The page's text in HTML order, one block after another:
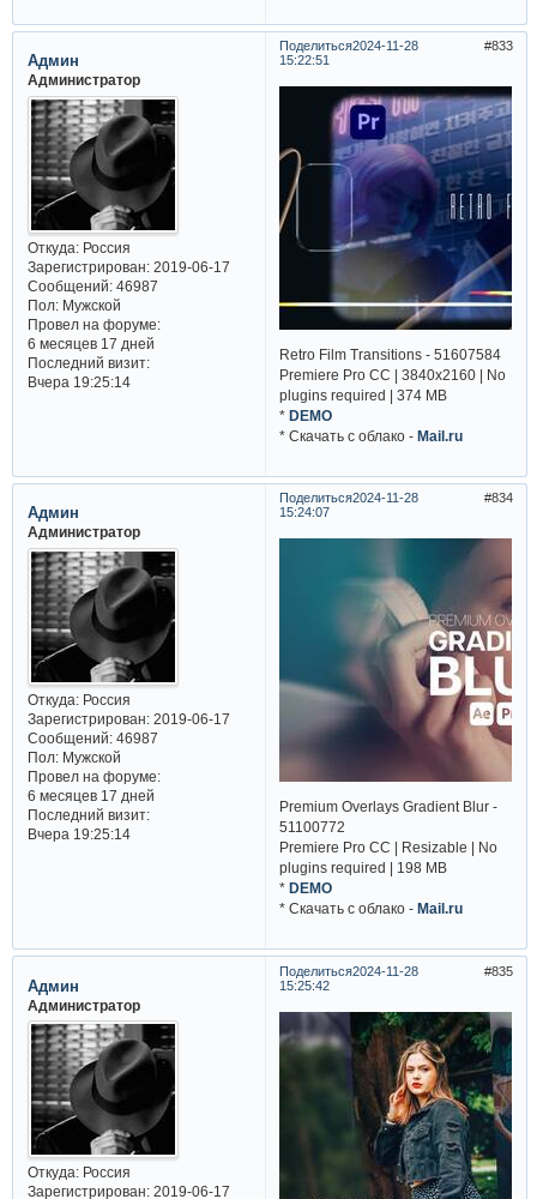
Поделиться 833
2024-11-28
15:22:51
Админ
Администратор
Откуда:Россия
Зарегистрирован: 2019-06-17
Сообщений:46987
Пол:Мужской
Провел на форуме:
6 месяцев 17 дней
Последний визит:
Вчера 19:25:14
Retro Film Transitions - 51607584
Premiere Pro CC | 3840x2160 | No
plugins required | 374 MB
*DEMO
* Cкачать с облако -Mail.ru
Поделиться 834
2024-11-28
15:24:07
Админ
Администратор
Откуда:Россия
Зарегистрирован: 2019-06-17
Сообщений:46987
Пол:Мужской
Провел на форуме:
6 месяцев 17 дней
Последний визит:
Вчера 19:25:14
Premium Overlays Gradient Blur -
51100772
Premiere Pro CC | Resizable | No
plugins required | 198 MB
* DEMO
* Cкачать с облако - Mail.ru
Поделиться 835
2024-11-28
15:25:42
Админ
Администратор
Откуда:Россия
Зарегистрирован: 2019-06-17